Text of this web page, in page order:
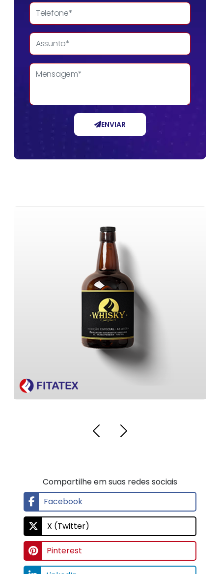
ENVIAR
Distribuidor de Rótulos adesivos
personalizados
sleeve para produção flexível
Compartilhe em suas redes sociais
Facebook
X (Twitter)
Pinterest